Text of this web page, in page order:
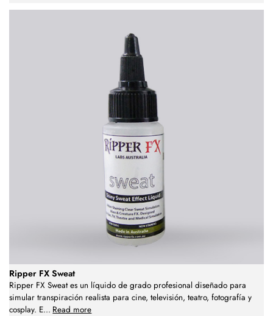
Ripper FX Sweat
Ripper FX Sweat es un líquido de grado profesional diseñado para
simular transpiración realista para cine, televisión, teatro, fotografía y
cosplay. E... Read more